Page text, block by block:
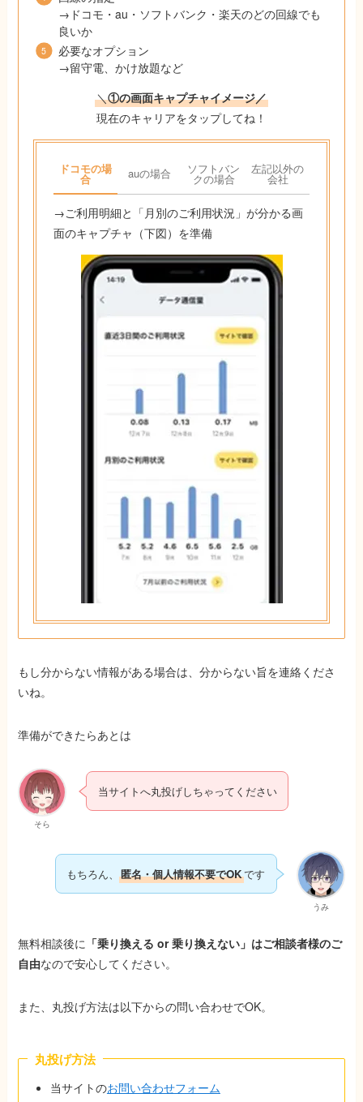
→ドコモ・au・ソフトバンク・楽天のどの回線でも
良いか
必要なオプション
→留守電、かけ放題など
＼①の画面キャプチャイメージ／
現在のキャリアをタップしてね！
ドコモの場
合 auの場合 ソフトバン
クの場合
左記以外の
会社
→ご利用明細と「月別のご利用状況」が分かる画
面のキャプチャ（下図）を準備
もし分からない情報がある場合は、分からない旨を連絡くださ
いね。
準備ができたらあとは
そら
当サイトへ丸投げしちゃってください
うみ
もちろん、匿名・個人情報不要でOKです
無料相談後に 「乗り換える or 乗り換えない」はご相談者様のご
自由なので安心してください。
また、丸投げ方法は以下からの問い合わせでOK。
丸投げ方法
当サイトのお問い合わせフォーム